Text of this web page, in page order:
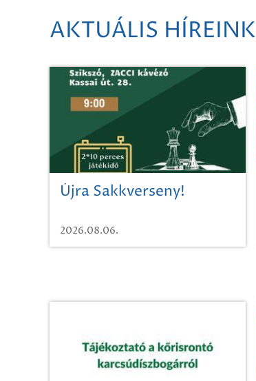
AKTUÁLIS HÍREINK
Újra Sakkverseny!
2026.08.06.